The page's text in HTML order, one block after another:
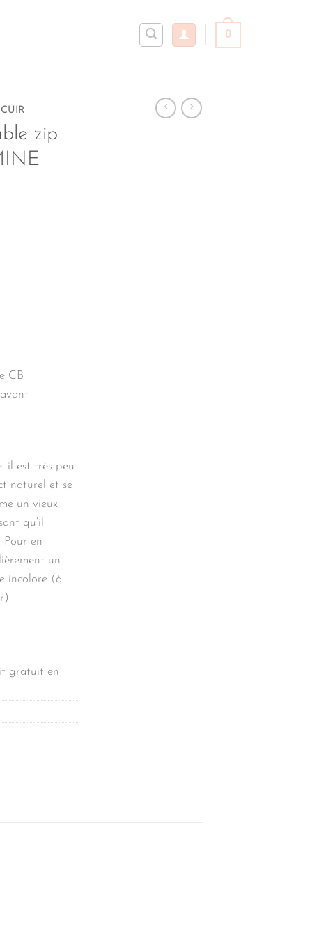
0
zip
CB
il est très peu
naturel et se
un vieux
qu’il
Pour en
un
incolore (à
gratuit en